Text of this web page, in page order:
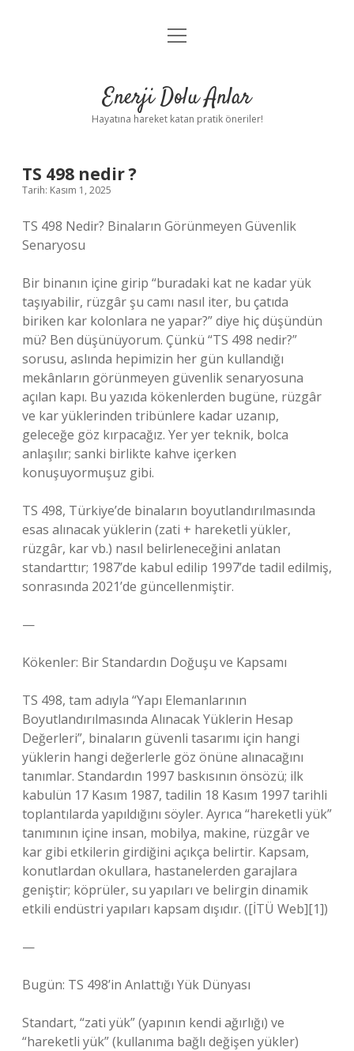
Anasayfa
Yasal Uyarı
menüyü
Enerji Dolu Anlar
Hayatına hareket katan pratik öneriler!
TS 498 nedir ?
Tarih: Kasım 1, 2025
TS 498 Nedir? Binaların Görünmeyen Güvenlik
Senaryosu
Bir binanın içine girip “buradaki kat ne kadar yük
taşıyabilir, rüzgâr şu camı nasıl iter, bu çatıda
biriken kar kolonlara ne yapar?” diye hiç düşündün
mü? Ben düşünüyorum. Çünkü “TS 498 nedir?”
sorusu, aslında hepimizin her gün kullandığı
mekânların görünmeyen güvenlik senaryosuna
açılan kapı. Bu yazıda kökenlerden bugüne, rüzgâr
ve kar yüklerinden tribünlere kadar uzanıp,
geleceğe göz kırpacağız. Yer yer teknik, bolca
anlaşılır; sanki birlikte kahve içerken
konuşuyormuşuz gibi.
TS 498, Türkiye’de binaların boyutlandırılmasında
esas alınacak yüklerin (zati + hareketli yükler,
rüzgâr, kar vb.) nasıl belirleneceğini anlatan
standarttır; 1987’de kabul edilip 1997’de tadil edilmiş,
sonrasında 2021’de güncellenmiştir.
—
Kökenler: Bir Standardın Doğuşu ve Kapsamı
TS 498, tam adıyla “Yapı Elemanlarının
Boyutlandırılmasında Alınacak Yüklerin Hesap
Değerleri”, binaların güvenli tasarımı için hangi
yüklerin hangi değerlerle göz önüne alınacağını
tanımlar. Standardın 1997 baskısının önsözü; ilk
kabulün 17 Kasım 1987, tadilin 18 Kasım 1997 tarihli
toplantılarda yapıldığını söyler. Ayrıca “hareketli yük”
tanımının içine insan, mobilya, makine, rüzgâr ve
kar gibi etkilerin girdiğini açıkça belirtir. Kapsam,
konutlardan okullara, hastanelerden garajlara
geniştir; köprüler, su yapıları ve belirgin dinamik
etkili endüstri yapıları kapsam dışıdır. ([İTÜ Web][1])
—
Bugün: TS 498’in Anlattığı Yük Dünyası
Standart, “zati yük” (yapının kendi ağırlığı) ve
“hareketli yük” (kullanıma bağlı değişen yükler)